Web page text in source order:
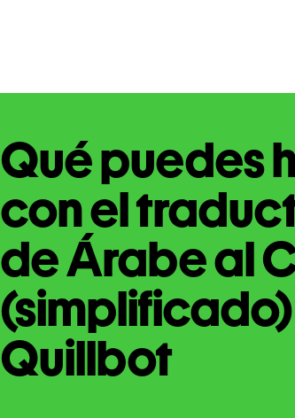
Qué puedes
con el
de Árabe al
Quillbot